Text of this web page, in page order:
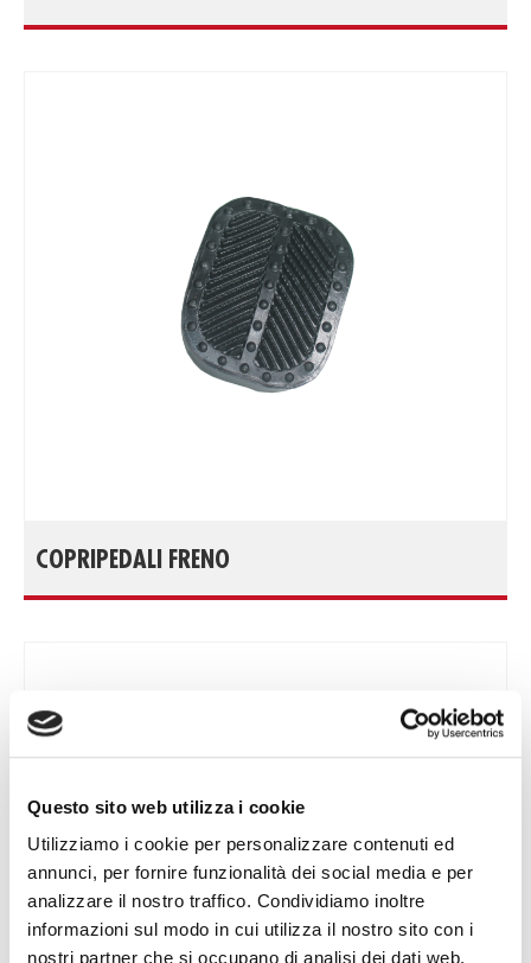
Questo sito web utilizza i cookie
Utilizziamo i cookie per personalizzare contenuti ed
annunci, per fornire funzionalità dei social media e per
analizzare il nostro traffico. Condividiamo inoltre
informazioni sul modo in cui utilizza il nostro sito con i
nostri partner che si occupano di analisi dei dati web,
COPRIPEDALI FRENO